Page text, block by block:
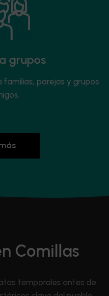
grupos
familias, parejas y grupos
Comillas
temporales antes de